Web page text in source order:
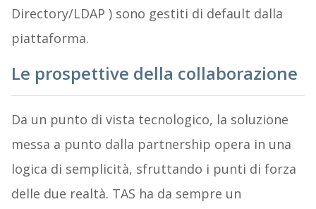
Directory/LDAP ) sono gestiti di default dalla
piattaforma.
Le prospettive della collaborazione
Da un punto di vista tecnologico, la soluzione
messa a punto dalla partnership opera in una
logica di semplicità, sfruttando i punti di forza
delle due realtà. TAS ha da sempre un